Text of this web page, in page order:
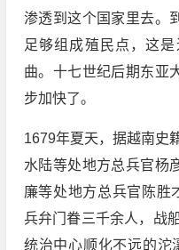
渗透到这个国家里去。
足够组成殖民点，这
曲。十七世纪后期东亚
步加快了。
1679年夏天，据越南史
水陆等处地方总兵官杨
廉等处地方总兵官陈胜
兵弁门眷三千余人，战
统治中心顺化不远的沱